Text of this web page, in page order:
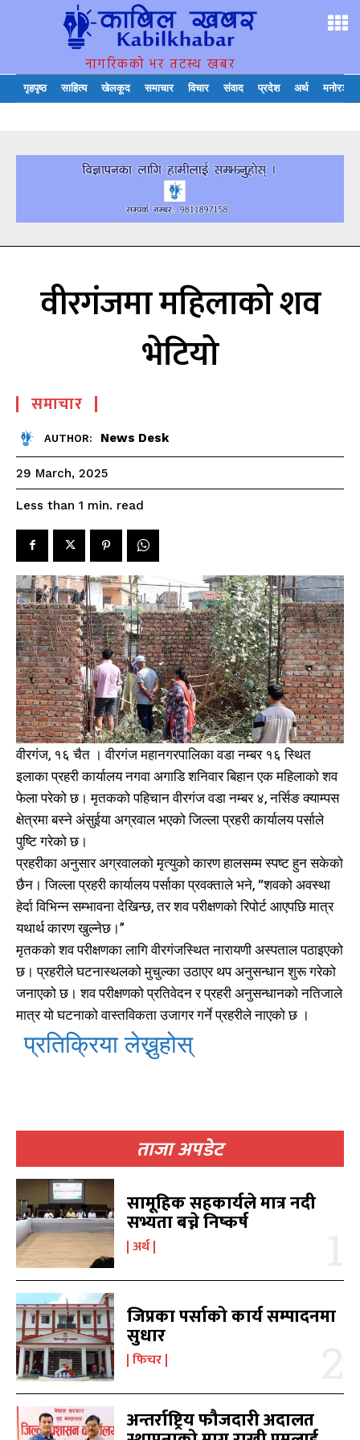
काबिलखबर एफएम सुन्नुहोस
उज्यालो एफएम सुन्नुहोस
काबिल-खबर टिभी
काबिलखबर एफएम सुन्नुहोस
उज्यालो एफएम सुन्नुहोस
काबिल-खबर टिभी
नागरिकको भर तटस्थ खबर
गृहपृष्ठ साहित्य खेलकूद समाचार विचार संवाद प्रदेश अर्थ मनोरञ्जन
ताजा अपडेट
सामूहिक सहकार्यले मात्र नदी
सभ्यता बच्ने निष्कर्ष
अर्थ
जिप्रका पर्साको कार्य सम्पादनमा
सुधार
फिचर
अन्तर्राष्ट्रिय फौजदारी अदालत
वीरगंजमा महिलाको शव
भेटियो
समाचार
AUTHOR: News Desk
29 March, 2025
Less than 1 min. read
वीरगंज, १६ चैत । वीरगंज महानगरपालिका वडा नम्बर १६ स्थित
इलाका प्रहरी कार्यालय नगवा अगाडि शनिवार बिहान एक महिलाको शव
फेला परेको छ। मृतकको पहिचान वीरगंज वडा नम्बर ४, नर्सिङ क्याम्पस
क्षेत्रमा बस्ने अंसुईया अग्रवाल भएको जिल्ला प्रहरी कार्यालय पर्साले
पुष्टि गरेको छ।
प्रहरीका अनुसार अग्रवालको मृत्युको कारण हालसम्म स्पष्ट हुन सकेको
छैन। जिल्ला प्रहरी कार्यालय पर्साका प्रवक्ताले भने, “शवको अवस्था
हेर्दा विभिन्न सम्भावना देखिन्छ, तर शव परीक्षणको रिपोर्ट आएपछि मात्र
यथार्थ कारण खुल्नेछ।”
मृतकको शव परीक्षणका लागि वीरगंजस्थित नारायणी अस्पताल पठाइएको
छ। प्रहरीले घटनास्थलको मुचुल्का उठाएर थप अनुसन्धान शुरू गरेको
जनाएको छ। शव परीक्षणको प्रतिवेदन र प्रहरी अनुसन्धानको नतिजाले
मात्र यो घटनाको वास्तविकता उजागर गर्ने प्रहरीले नाएको छ ।
प्रतिक्रिया लेख्नुहोस्